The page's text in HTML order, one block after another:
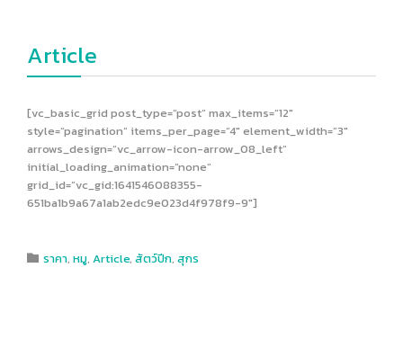
Article
[vc_basic_grid post_type=”post” max_items=”12″
style=”pagination” items_per_page=”4″ element_width=”3″
arrows_design=”vc_arrow-icon-arrow_08_left”
initial_loading_animation=”none”
grid_id=”vc_gid:1641546088355-
651ba1b9a67a1ab2edc9e023d4f978f9-9″]
 Category
ราคา, หมู, Article, สัตว์ปีก, สุกร